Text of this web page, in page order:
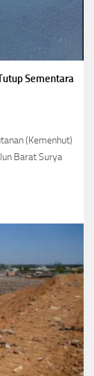
Sementara
(Kemenhut)
Barat Surya